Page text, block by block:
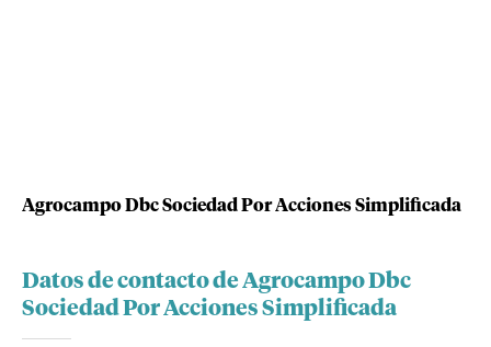
Agrocampo Dbc Sociedad Por Acciones Simplificada
Datos de contacto de Agrocampo Dbc
Sociedad Por Acciones Simplificada